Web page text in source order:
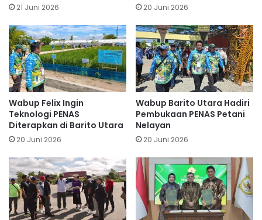
21 Juni 2026 20 Juni 2026
Wabup Felix Ingin
Teknologi PENAS
Diterapkan di Barito Utara
20 Juni 2026
Wabup Barito Utara Hadiri
Pembukaan PENAS Petani
Nelayan
20 Juni 2026